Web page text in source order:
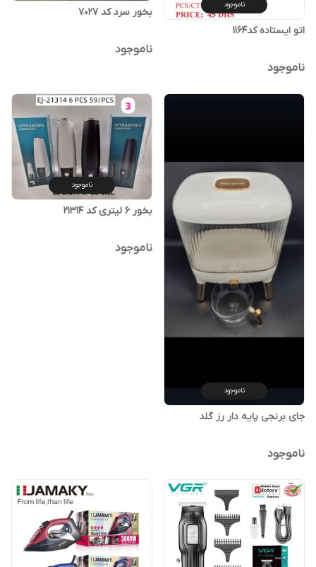
ناموجود
اتو ایستاده کد1164
ناموجود
بخور سرد کد 7027
ناموجود
ناموجود
جای برنجی پایه دار رز گلد
ناموجود
ناموجود
بخور 6 لیتری کد 21314
ناموجود